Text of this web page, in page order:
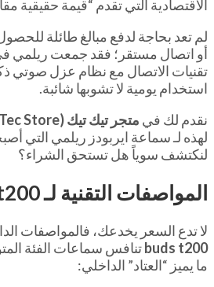
الاقتصادية التي تقدم “قيمة حقيقية
لم تعد بحاجة لدفع مبالغ طائلة
أو اتصال مستقر؛ فقد جمعت ريلمي
تقنيات الاتصال مع نظام عزل صوتي
استخدام يومية لا تشوبها شائبة.
نقدم لك في متجر تيك تيك (Tec Tec Store)
لهذه لـ سماعة ايربودز ريلمي التي
لنكتشف سوياً هل تستحق الشراء؟
المواصفات التقنية لـ realme buds t200
لا تدع السعر يخدعك، فالمواصفات
buds t200تنافس سماعات الفئة
ما يميز “العتاد” الداخلي: